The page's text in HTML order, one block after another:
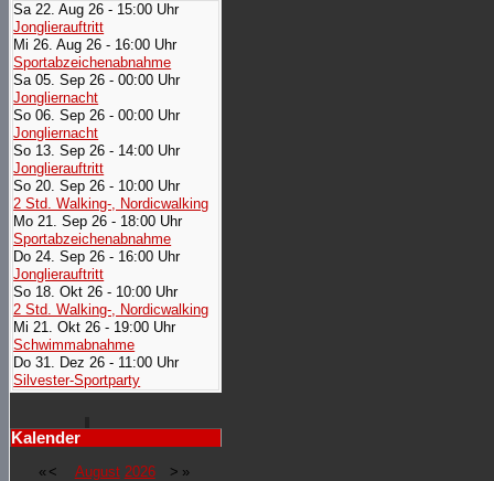
Sa 22. Aug 26 - 15:00 Uhr
Jonglierauftritt
Mi 26. Aug 26 - 16:00 Uhr
Sportabzeichenabnahme
Sa 05. Sep 26 - 00:00 Uhr
Jongliernacht
So 06. Sep 26 - 00:00 Uhr
Jongliernacht
So 13. Sep 26 - 14:00 Uhr
Jonglierauftritt
So 20. Sep 26 - 10:00 Uhr
2 Std. Walking-, Nordicwalking
Mo 21. Sep 26 - 18:00 Uhr
Sportabzeichenabnahme
Do 24. Sep 26 - 16:00 Uhr
Jonglierauftritt
So 18. Okt 26 - 10:00 Uhr
2 Std. Walking-, Nordicwalking
Mi 21. Okt 26 - 19:00 Uhr
Schwimmabnahme
Do 31. Dez 26 - 11:00 Uhr
Silvester-Sportparty
Kalender
« < August 2026 > »